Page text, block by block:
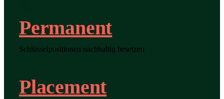
Permanent
Schlüsselpositionen nachhaltig besetzen
Placement